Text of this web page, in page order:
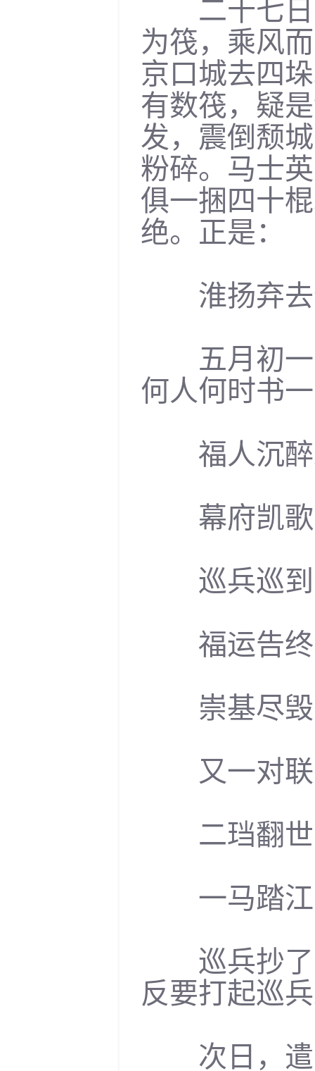
二十七日
为筏，乘风
京口城去四
有数筏，疑
发，震倒颓
粉碎。马士
俱一捆四十
绝。正是：
淮扬弃去
五月初一
何人何时书
福人沉醉
幕府凯歌
巡兵巡到
福运告终
崇基尽毁
又一对联
二珰翻世
一马踏江
巡兵抄了
反要打起巡
次日，遣